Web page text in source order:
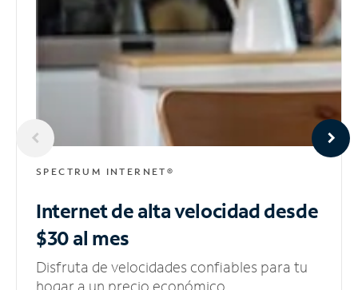
SPECTRUM INTERNET®
Internet de alta velocidaddesde
$30 al mes
Disfruta de velocidades confiables para tu
hogar a un precio económico.